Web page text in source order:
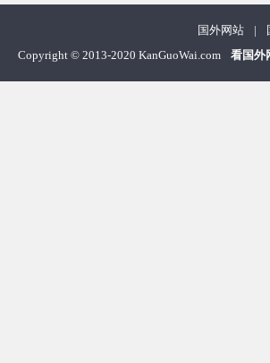
国外网站 |
Copyright© 2013-2020 KanGuoWai.com 看国外